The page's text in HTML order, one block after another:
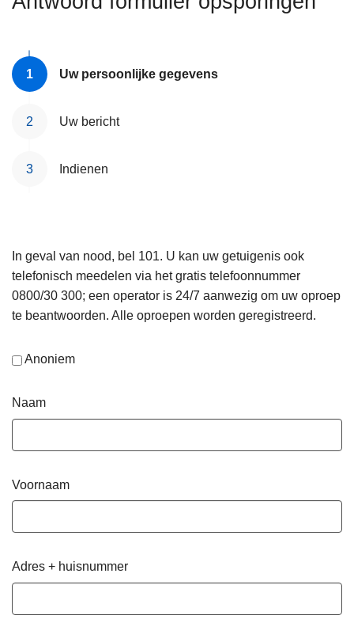
Uw persoonlijke gegevens
Uw bericht
Indienen
In geval van nood, bel 101. U kan uw getuigenis ook
telefonisch meedelen via het gratis telefoonnummer
0800/30 300; een operator is 24/7 aanwezig om uw oproep
te beantwoorden. Alle oproepen worden geregistreerd.
Anoniem
Naam
Voornaam
Adres + huisnummer